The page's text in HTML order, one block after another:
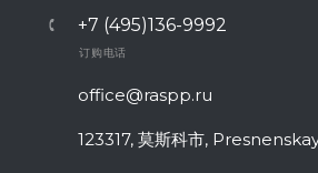
+7 (495)136-9992
订购电话
office@raspp.ru
123317, 莫斯科市,